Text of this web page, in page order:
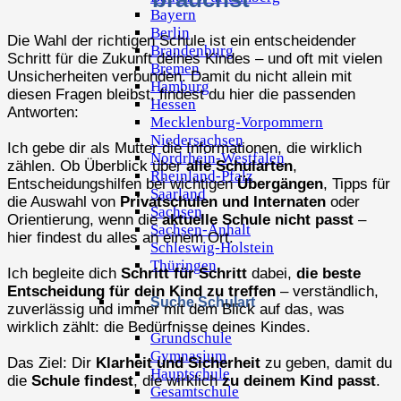
Bayern
Berlin
Brandenburg
Bremen
Hamburg
Hessen
Mecklenburg-Vorpommern
Niedersachsen
Nordrhein-Westfalen
Rheinland-Pfalz
Saarland
Sachsen
Sachsen-Anhalt
Schleswig-Holstein
Thüringen
Suche Schulart
Grundschule
Gymnasium
Hauptschule
Gesamtschule
Die Wahl der richtigen Schule ist ein entscheidender
Schritt für die Zukunft deines Kindes – und oft mit vielen
Unsicherheiten verbunden. Damit du nicht allein mit
diesen Fragen bleibst, findest du hier die passenden
Antworten:
Ich gebe dir als Mutter die Informationen, die wirklich
zählen. Ob Überblick überalle Schularten,
Entscheidungshilfen bei wichtigenÜbergängen, Tipps für
die Auswahl von Privatschulen und Internaten oder
Orientierung, wenn dieaktuelle Schule nicht passt –
hier findest du alles an einem Ort.
Ich begleite dich Schritt für Schritt dabei, die beste
Entscheidung für dein Kind zu treffen – verständlich,
zuverlässig und immer mit dem Blick auf das, was
wirklich zählt: die Bedürfnisse deines Kindes.
Das Ziel: Dir Klarheit und Sicherheit zu geben, damit du
die Schule findest, die wirklichzu deinem Kind passt.